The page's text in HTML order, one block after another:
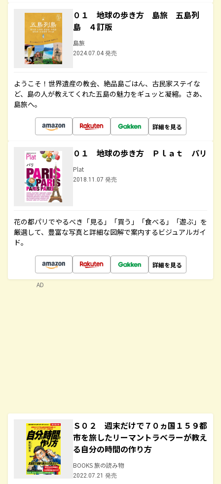
０１ 地球の歩き方 島旅 五島列
島 ４訂版
島旅
2024.07.04 発売
ようこそ！世界遺産の教会、絶品島ごはん、古民家ステイな
ど、島の人が教えてくれた五島の魅力をギュッと凝縮。さあ、
島旅へ。
詳細を見る
０１ 地球の歩き方 Ｐｌａｔ パリ
Plat
2018.11.07 発売
花の都パリでやるべき「見る」「買う」「食べる」「遊ぶ」を
厳選して、豊富な写真と詳細な図解で案内するビジュアルガイ
ド。
詳細を見る
Ｓ０２ 週末だけで７０ヵ国１５９都
市を旅したリーマントラベラーが教え
る自分の時間の作り方
BOOKS 旅の読み物
2022.07.21 発売
AD